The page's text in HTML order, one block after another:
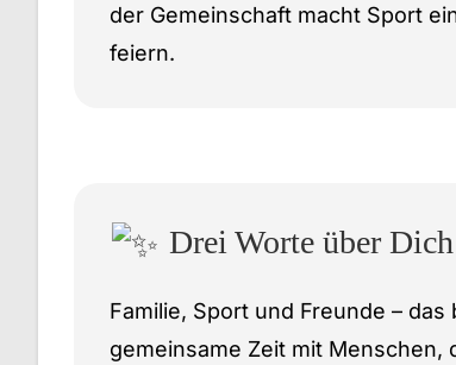
der Gemeinschaft macht Sport
feiern.
Drei Worte über
Familie, Sport und Freunde –
gemeinsame Zeit mit Menschen,